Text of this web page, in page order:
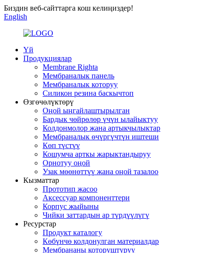
Биздин веб-сайттарга кош келиңиздер!
English
Үй
Продукциялар
Membrane Righta
Мембраналык панель
Мембраналык которуу
Силикон резина баскычтоп
Өзгөчөлүктөрү
Оңой ыңгайлаштырылган
Бардык чөйрөлөр үчүн ылайыктуу
Колдонмолор жана артыкчылыктар
Мембраналык өчүргүчтүн иштеши
Көп түстүү
Кошумча арткы жарыктандыруу
Орнотуу оңой
Узак мөөнөттүү жана оңой тазалоо
Кызматтар
Прототип жасоо
Аксессуар компоненттери
Корпус жыйыны
Чийки заттардын ар түрдүүлүгү
Ресурстар
Продукт каталогу
Көбүнчө колдонулган материалдар
Мембрананы которуштуруу